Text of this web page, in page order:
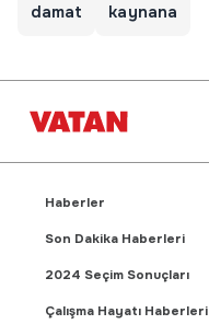
damat kaynana
Haberler
Son Dakika Haberleri
2024 Seçim Sonuçları
Çalışma Hayatı Haberleri